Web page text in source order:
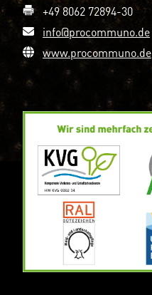
+49 8062 72894-30
info@procommuno.de
www.procommuno.de